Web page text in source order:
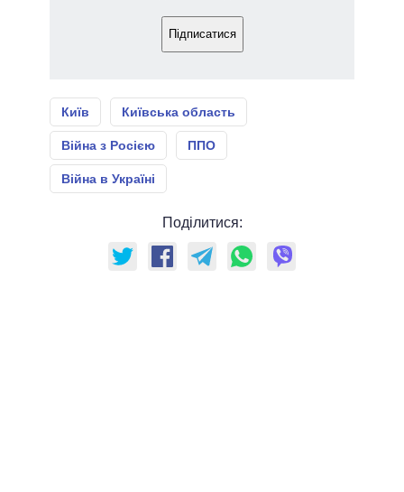
Підписатися
Київ Київська область
Війна з Росією ППО
Війна в Україні
Поділитися: